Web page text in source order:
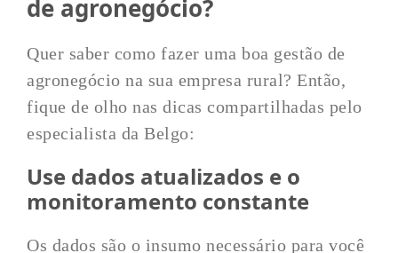
de agronegócio?
Quer saber como fazer uma boa gestão de
agronegócio na sua empresa rural? Então,
fique de olho nas dicas compartilhadas pelo
especialista da Belgo:
Use dados atualizados e o
monitoramento constante
Os dados são o insumo necessário para você